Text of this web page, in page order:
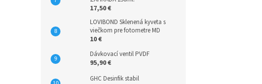
17,50 €
LOVIBOND Sklenená kyveta s
viečkom pre fotometre MD
10 €
Dávkovací ventil PVDF
95,90 €
GHC Desinfik stabil